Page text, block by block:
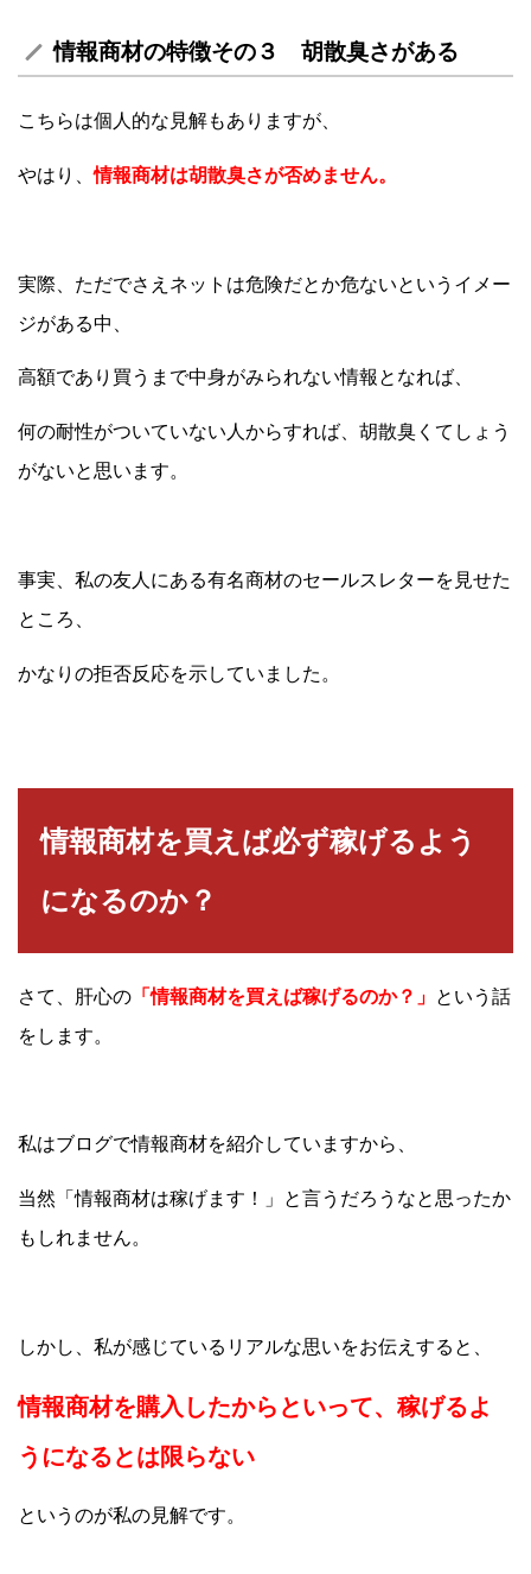
情報商材の特徴その３ 胡散臭さがある
こちらは個人的な見解もありますが、
やはり、情報商材は胡散臭さが否めません。
実際、ただでさえネットは危険だとか危ないというイメー
ジがある中、
高額であり買うまで中身がみられない情報となれば、
何の耐性がついていない人からすれば、胡散臭くてしょう
がないと思います。
事実、私の友人にある有名商材のセールスレターを見せた
ところ、
かなりの拒否反応を示していました。
情報商材を買えば必ず稼げるよう
になるのか？
さて、肝心の 「情報商材を買えば稼げるのか？」 という話
をします。
私はブログで情報商材を紹介していますから、
当然「情報商材は稼げます！」と言うだろうなと思ったか
もしれません。
しかし、私が感じているリアルな思いをお伝えすると、
情報商材を購入したからといって、稼げるよ
うになるとは限らない
というのが私の見解です。